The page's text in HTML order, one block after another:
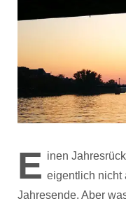
E inen
eigentlich nicht
Jahresende. Aber